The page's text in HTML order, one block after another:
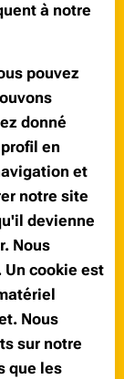
à notre
pouvez
donné
en
et
notre site
devienne
Nous
cookie est
Nous
sur notre
que les